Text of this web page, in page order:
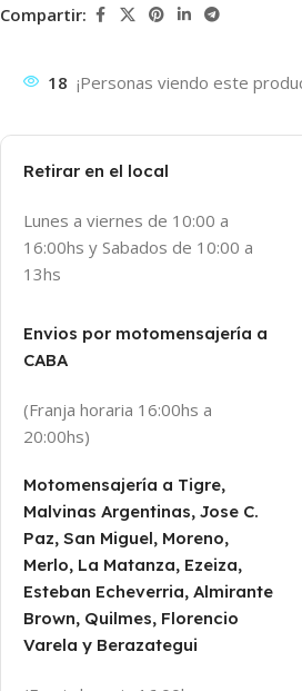
Compartir:
18 ¡Personas viendo este
Retirar en el local
Lunes a viernes de 10:00 a
16:00hs y Sabados de 10:00 a
13hs
Envios por motomensajería a
CABA
(Franja horaria 16:00hs a
20:00hs)
Motomensajería a Tigre,
Malvinas Argentinas, Jose C.
Paz, San Miguel, Moreno,
Merlo, La Matanza, Ezeiza,
Esteban Echeverria, Almirante
Brown, Quilmes, Florencio
Varela y Berazategui